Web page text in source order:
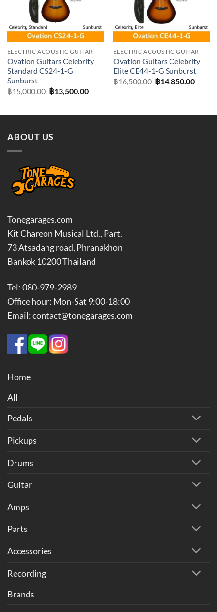
ELECTRIC ACOUSTIC GUITAR
Ovation Guitars Celebrity
Standard CS24-1-G
Sunburst
฿15,000.00 Original
price
฿13,500.00Current
ELECTRIC ACOUSTIC GUITAR
Ovation Guitars Celebrity
Elite CE44-1-G Sunburst
฿16,500.00 Original
price
฿14,850.00
ABOUT US
Tonegarages.com
Kit Chareon Musical Ltd., Part.
73 Atsadang road, Phranakhon
Bankok 10200 Thailand
Tel: 080-979-2989
Office hour: Mon-Sat 9:00-18:00
Email: contact@tonegarages.com
Home
All
Pedals
Pickups
Drums
Guitar
Amps
Parts
Accessories
Recording
Brands